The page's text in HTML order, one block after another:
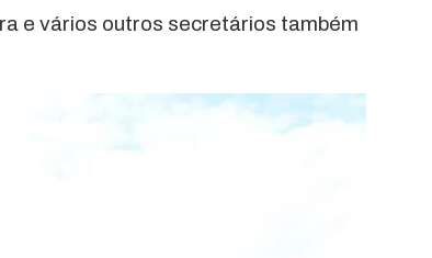
e vários outros secretários também